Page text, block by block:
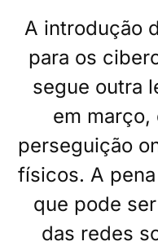
A introdução
para os
segue outra
em março,
perseguição
físicos. A
que pode
das redes